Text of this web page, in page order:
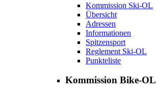
Kommission Ski-OL
Übersicht
Adressen
Informationen
Spitzensport
Reglement Ski-OL
Punkteliste
Kommission Bike-OL